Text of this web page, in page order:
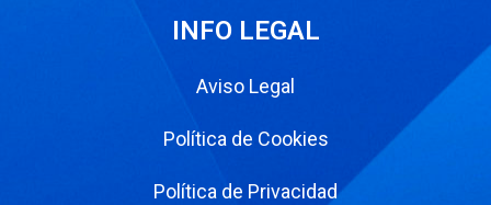
INFO LEGAL
Aviso Legal
Política de Cookies
Política de Privacidad